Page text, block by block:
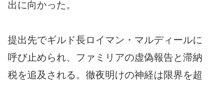
出に向かった。
提出先でギルド長ロイマン・マルディールに
呼び止められ、ファミリアの虚偽報告と滞納
税を追及される。徹夜明けの神経は限界を超